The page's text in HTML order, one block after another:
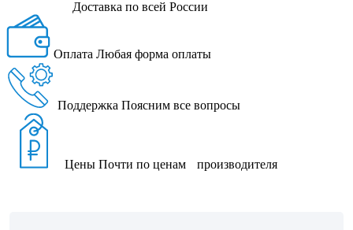
Доставка по всей России
Оплата Любая форма оплаты
Поддержка Поясним все вопросы
Цены Почти по ценам производителя